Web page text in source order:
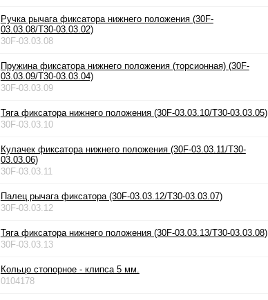
Ручка рычага фиксатора нижнего положения (30F-
03.03.08/T30-03.03.02)
30F-03.03.08
Пружина фиксатора нижнего положения (торсионная) (30F-
03.03.09/T30-03.03.04)
30F-03.03.09
Тяга фиксатора нижнего положения (30F-03.03.10/T30-03.03.05)
30F-03.03.10
Кулачек фиксатора нижнего положения (30F-03.03.11/T30-
03.03.06)
30F-03.03.11
Палец рычага фиксатора (30F-03.03.12/T30-03.03.07)
30F-03.03.12
Тяга фиксатора нижнего положения (30F-03.03.13/T30-03.03.08)
30F-03.03.13
Кольцо стопорное - клипса 5 мм.
0104178